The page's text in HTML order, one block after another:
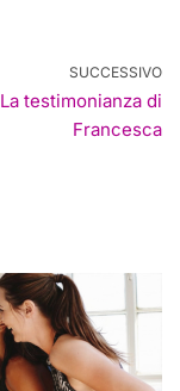
SUCCESSIVO
La testimonianza di
Francesca